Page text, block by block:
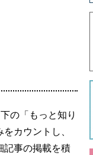
の「もっと知り
カウントし、
記事の掲載を積